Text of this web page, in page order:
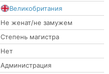
Великобритания
Не женат/не замужем
Степень магистра
Нет
Администрация